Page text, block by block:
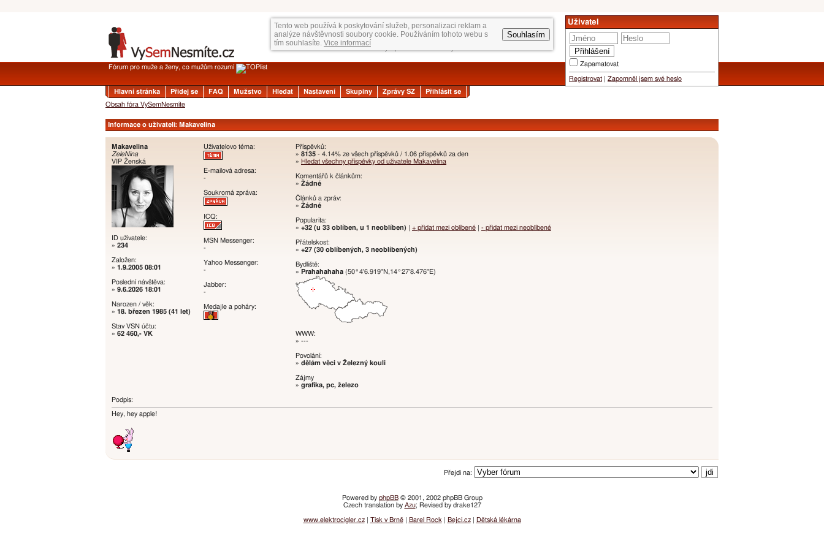
Tento web používá k poskytování služeb, personalizaci reklam a
analýze návštěvnosti soubory cookie. Používáním tohoto webu s
tím souhlasíte. Vice informací
Souhlasím
Uživatel
Zapamatovat
Registrovat Zapomněl jsem své heslo
Fórum pro muže a ženy, co mužům rozumí
Hlavní stránka Přidej se FAQ Mužstvo Hledat Nastavení Skupiny Zprávy SZ
Přihlásit se
Obsah fóra VySemNesmíte
Informace o uživateli: Makavelina
Makavelina
ZeleNina
VIP Ženská
ID uživatele:
» 234
Založen:
» 1.9.2005 08:01
Poslední návštěva:
» 9.6.2026 18:01
Narozen / věk:
» 18. březen 1985 (41 let)
Stav VSN účtu:
» 62 460,- VK
Uživatelovo téma:
E-mailová adresa:
-
Soukromá zpráva:
ICQ:
MSN Messenger:
-
Yahoo Messenger:
-
Jabber:
-
Medajle a poháry:
Příspěvků:
» 8135 - 4.14% ze všech příspěvků / 1.06 příspěvků za den
» Hledat všechny příspěvky od uživatele Makavelina
Komentářů k článkům:
» Žádné
Článků a zpráv:
» Žádné
Popularita:
» +32 (u 33 oblíben, u 1 neoblíben) + přidat mezi oblíbené - přidat mezi neoblíbené
Přátelskost:
» +27 (30 oblíbených, 3 neoblíbených)
Bydliště:
» Prahahahaha (50°4'6.919"N,14°27'8.476"E)
WWW:
» ---
Povolání:
» dělám věci v Železný kouli
Zájmy
» grafika, pc, železo
Podpis:
Hey, hey apple!
Přejdi na:
Powered by phpBB© 2001, 2002 phpBB Group
Czech translation by Azu; Revised by drake127
www.elektrocigler.cz| Tisk v Brně| Barel Rock Bejci.cz| Dětská lékárna